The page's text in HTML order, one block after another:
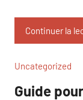
Continuer la
Uncategorized
Guide